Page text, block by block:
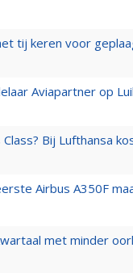
tij keren voor
Aviapartner op
Bij Lufthansa
Airbus A350F
met minder